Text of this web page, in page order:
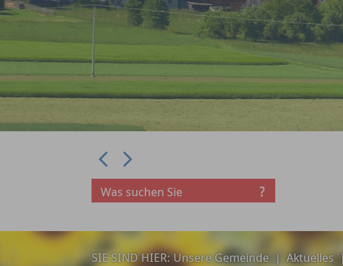
Prev
SIE SIND HIER:Unsere Gemeinde | Aktuelles